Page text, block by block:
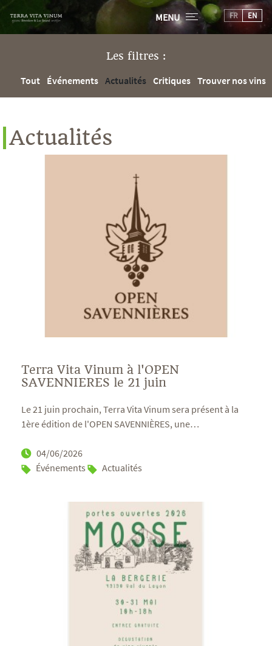
MENU FR EN
Les filtres :
Tout Événements Actualités Critiques Trouver nos vins
Actualités
Terra Vita Vinum à l'OPEN
SAVENNIERES le 21 juin
Le 21 juin prochain, Terra Vita Vinum sera présent à la
1ère édition de l'OPEN SAVENNIÈRES, une…
04/06/2026
Événements
Actualités